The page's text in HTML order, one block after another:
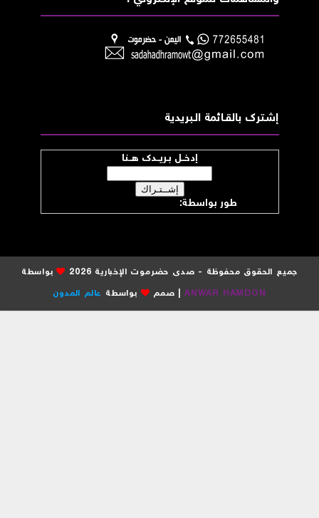
إشــترك بالقـــائمة الــبريدية
إدخــل بـريــدك هــنا
طور بواسطة:موقع صدى حضرموت
جميع الحقوق محفوظة - صدى حضرموت الإخبارية 2026
بواسطة
ANWAR HAMDON| صمم بواسطةعالم المدون